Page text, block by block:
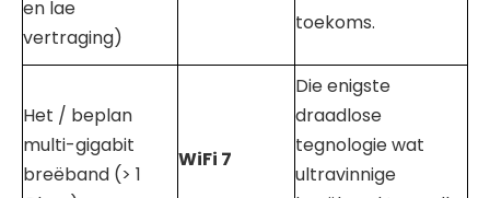
en lae
vertraging)
toekoms.
Het / beplan
multi-gigabit
breëband (> 1
WiFi 7
Die enigste
draadlose
tegnologie wat
ultravinnige